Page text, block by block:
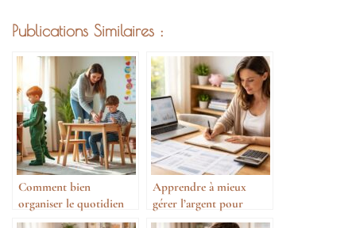
Publications Similaires :
Comment bien
organiser le quotidien
avec des enfants
Apprendre à mieux
gérer l’argent pour
sécuriser l’avenir